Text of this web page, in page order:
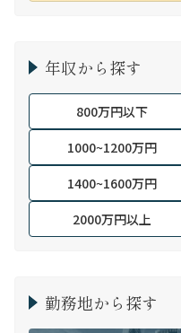
年収から探す
800万円以下
1000~1200万円
1400~1600万円
2000万円以上
勤務地から探す